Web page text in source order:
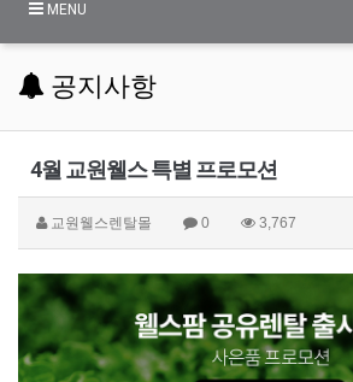
MENU
공지사항
4월 교원웰스 특별 프로모션
교원웰스렌탈몰 0 3,767